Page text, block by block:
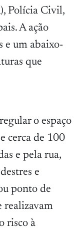
Polícia Civil,
A ação
e um abaixo-
que
o espaço
cerca de 100
e pela rua,
e
ponto de
realizavam
risco à